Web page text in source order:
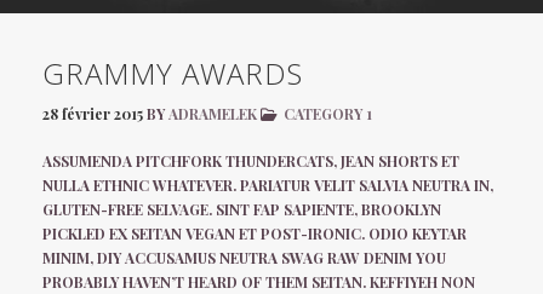
GRAMMY AWARDS
28 février 2015BYADRAMELEK CATEGORY 1
ASSUMENDA PITCHFORK THUNDERCATS, JEAN SHORTS ET
NULLA ETHNIC WHATEVER. PARIATUR VELIT SALVIA NEUTRA IN,
GLUTEN-FREE SELVAGE. SINT FAP SAPIENTE, BROOKLYN
PICKLED EX SEITAN VEGAN ET POST-IRONIC. ODIO KEYTAR
MINIM, DIY ACCUSAMUS NEUTRA SWAG RAW DENIM YOU
PROBABLY HAVEN’T HEARD OF THEM SEITAN. KEFFIYEH NON